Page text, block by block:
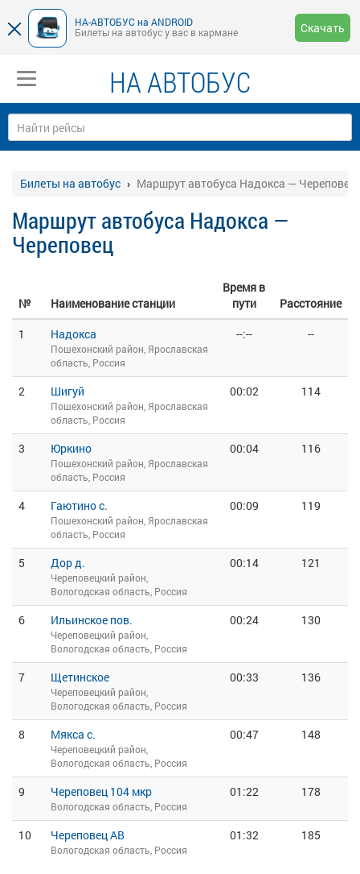
НА-АВТОБУС на ANDROID
Билеты на автобус у вас в кармане
Скачать
НА АВТОБУС
Билеты на автобус Маршрут автобуса Надокса — Череповец
Маршрут автобуса Надокса —
Череповец
№ Наименование станции
Время в
пути
Расстояние
1
Надокса
Пошехонский район, Ярославская
область, Россия
--:-- --
2 Шигуй
Пошехонский район, Ярославская
область, Россия
00:02 114
3 Юркино
Пошехонский район, Ярославская
область, Россия
00:04 116
4 Гаютино с.
Пошехонский район, Ярославская
область, Россия
00:09 119
5 Дор д.
Череповецкий район,
Вологодская область, Россия
00:14 121
6 Ильинское пов.
Череповецкий район,
Вологодская область, Россия
00:24 130
7 Щетинское
Череповецкий район,
Вологодская область, Россия
00:33 136
8 Мякса с.
Череповецкий район,
Вологодская область, Россия
00:47 148
9 Череповец 104 мкр
Вологодская область, Россия
01:22 178
10 Череповец АВ
Вологодская область, Россия
01:32 185